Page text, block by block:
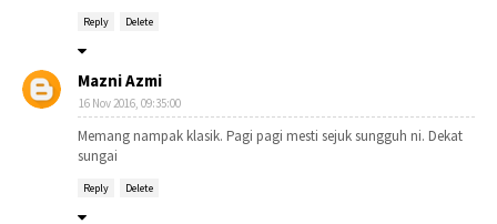
Reply Delete
Mazni Azmi
16 Nov 2016, 09:35:00
Memang nampak klasik. Pagi pagi mesti sejuk sungguh ni. Dekat
sungai
Reply Delete